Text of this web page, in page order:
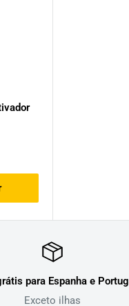
para Espanha e
Exceto ilhas